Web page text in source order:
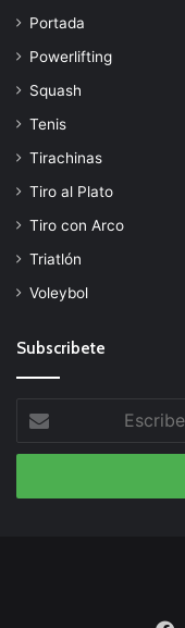
Portada
Powerlifting
Squash
Tenis
Tirachinas
Tiro al Plato
Tiro con Arco
Triatlón
Voleybol
Subscribete
tu
correo